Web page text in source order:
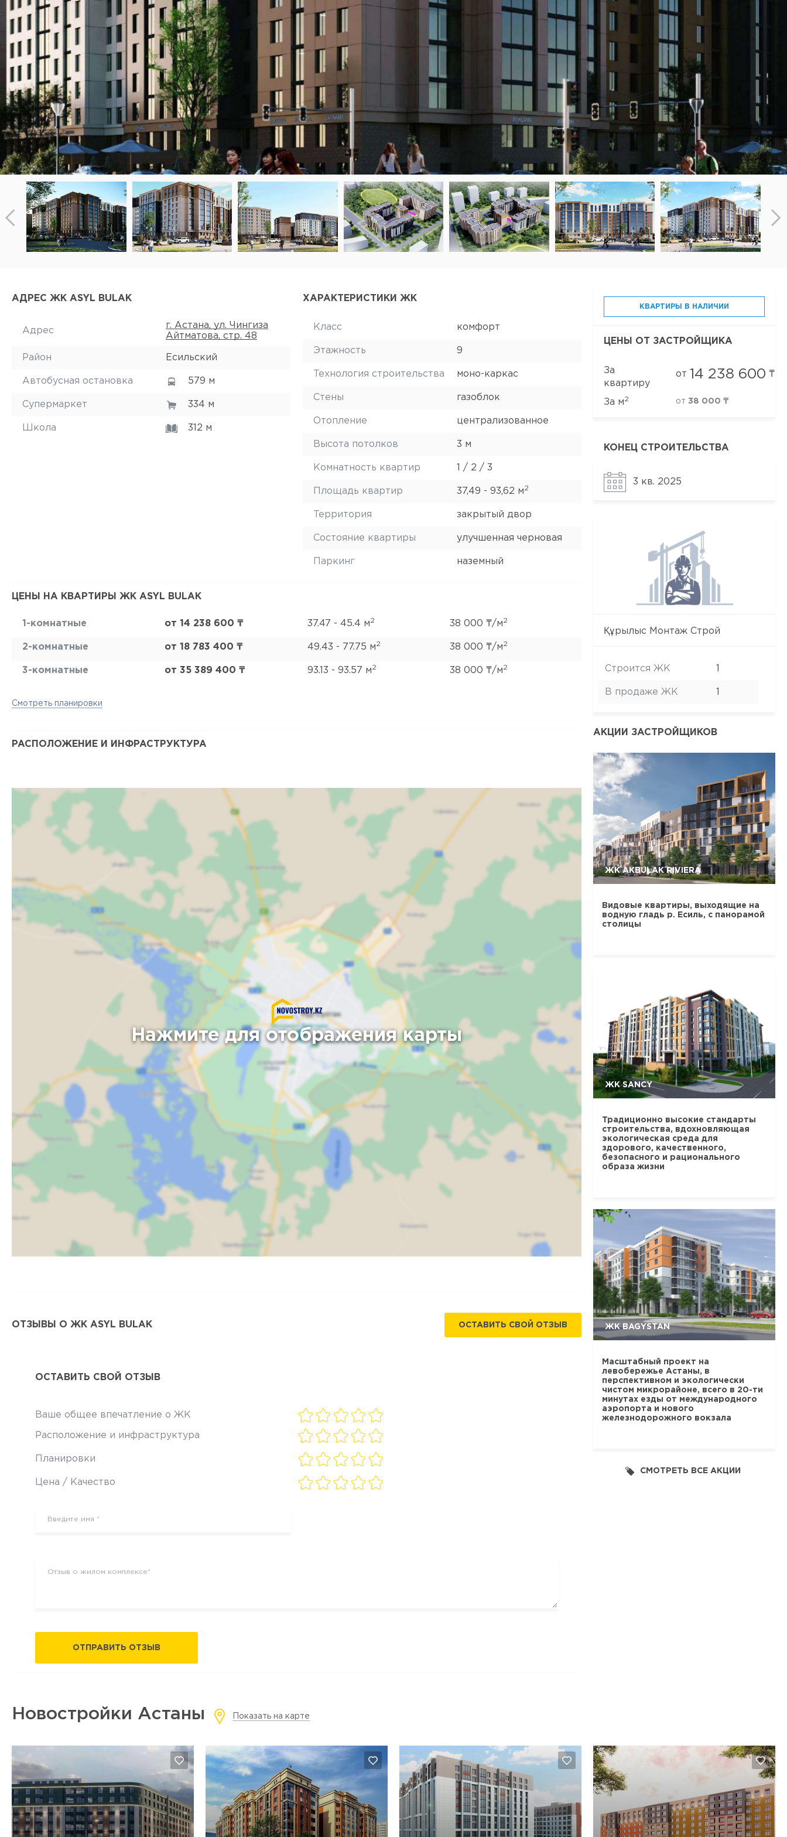
АДРЕС ЖК ASYL BULAK
Адрес
г. Астана, ул. Чингиза
Айтматова, стр. 48
Район Есильский
Автобусная остановка 579 м
Супермаркет 334 м
Школа 312 м
ХАРАКТЕРИСТИКИ ЖК
Класс комфорт
Этажность 9
Технология строительства моно-каркас
Стены газоблок
Отопление централизованное
Высота потолков 3 м
Комнатность квартир 1 / 2 / 3
Площадь квартир 37,49 - 93,62 м2
Территория закрытый двор
Состояние квартиры улучшенная черновая
Паркинг наземный
ЦЕНЫ НА КВАРТИРЫ ЖК ASYL BULAK
1-комнатные от 14 238 600 ₸ 37.47 - 45.4 м2 38 000 ₸/м2
2-комнатные от 18 783 400 ₸ 49.43 - 77.75 м2 38 000 ₸/м2
3-комнатные от 35 389 400 ₸ 93.13 - 93.57 м2 38 000 ₸/м2
Смотреть планировки
РАСПОЛОЖЕНИЕ И ИНФРАСТРУКТУРА
Нажмите для отображения карты
Карта Спутник
ОТЗЫВЫ О ЖК ASYL BULAK ОСТАВИТЬ СВОЙ ОТЗЫВ
ОСТАВИТЬ СВОЙ ОТЗЫВ
Ваше общее впечатление о ЖК
Расположение и инфраструктура
Планировки
Цена / Качество
ОТПРАВИТЬ ОТЗЫВ
КВАРТИРЫ В НАЛИЧИИ
ЦЕНЫ ОТ ЗАСТРОЙЩИКА
За
квартиру
от 14 238 600 ₸
За м2 от 38 000 ₸
КОНЕЦ СТРОИТЕЛЬСТВА
3 кв. 2025
Құрылыс Монтаж Строй
Строится ЖК
В продаже ЖК
АКЦИИ ЗАСТРОЙЩИКОВ
ЖК AKBULAK RIVIERA
Видовые квартиры, выходящие на
водную гладь р. Есиль, с панорамой
столицы
ЖК SANCY
Традиционно высокие стандарты
строительства, вдохновляющая
экологическая среда для
здорового, качественного,
безопасного и рационального
образа жизни
ЖК BAGYSTAN
Масштабный проект на
левобережье Астаны, в
перспективном и экологически
чистом микрорайоне, всего в 20-ти
минутах езды от международного
аэропорта и нового
железнодорожного вокзала
СМОТРЕТЬ ВСЕ АКЦИИ
Новостройки Астаны Показать на карте